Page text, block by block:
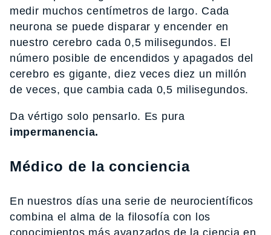
medir muchos centímetros de largo. Cada
neurona se puede disparar y encender en
nuestro cerebro cada 0,5 milisegundos. El
número posible de encendidos y apagados del
cerebro es gigante, diez veces diez un millón
de veces, que cambia cada 0,5 milisegundos.
Da vértigo solo pensarlo. Es pura
impermanencia.
Médico de la conciencia
En nuestros días una serie de neurocientíficos
combina el alma de la filosofía con los
conocimientos más avanzados de la ciencia en